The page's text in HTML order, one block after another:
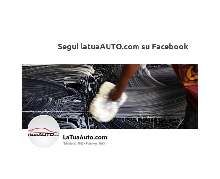
Segui latuaAUTO.com su Facebook